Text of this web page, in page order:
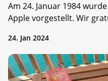
Am 24. Januar 1984
Apple vorgestellt. Wir
24. Jan 2024